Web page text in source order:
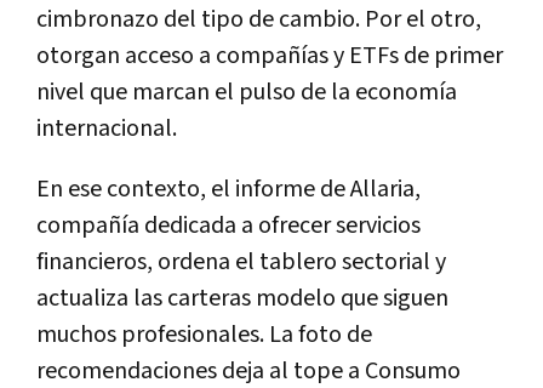
cimbronazo del tipo de cambio. Por el otro,
otorgan acceso a compañías y ETFs de primer
nivel que marcan el pulso de la economía
internacional.
En ese contexto, el informe deAllaria,
compañía dedicada a ofrecer servicios
financieros, ordena el tablero sectorial y
actualiza lascarteras modelo que siguen
muchos profesionales. La foto de
recomendaciones deja al tope a Consumo